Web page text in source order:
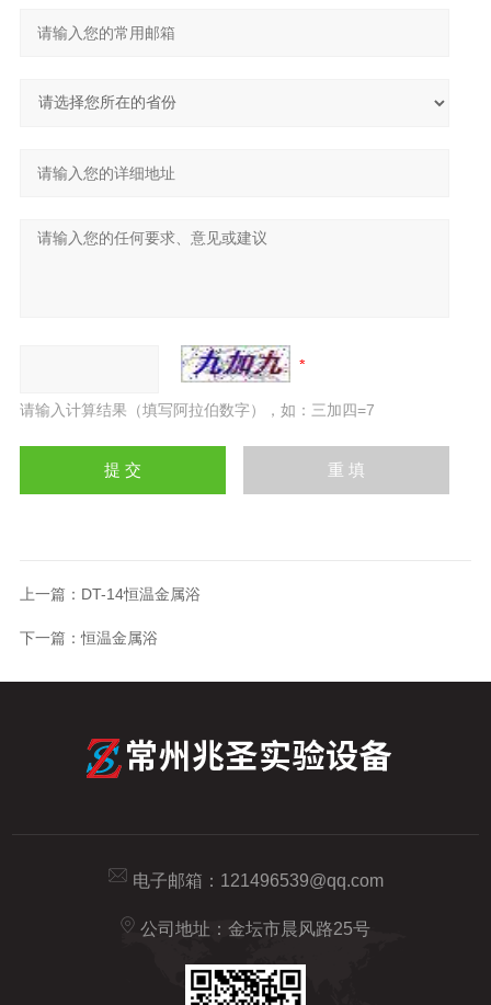
请输入计算结果（填写阿拉伯数字），如：三加四=7
上一篇： DT-14恒温金属浴
下一篇：恒温金属浴
电子邮箱： 121496539@qq.com
公司地址：金坛市晨风路25号